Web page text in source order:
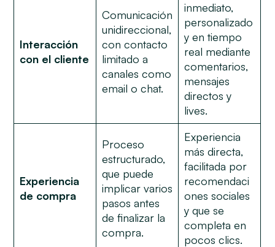
Interacción
con el cliente
Comunicación
unidireccional,
con contacto
limitado a
canales como
email o chat.
inmediato,
personalizado
y en tiempo
real mediante
comentarios,
mensajes
directos y
lives.
Experiencia
de compra
Proceso
estructurado,
que puede
implicar varios
pasos antes
de finalizar la
compra.
Experiencia
más directa,
facilitada por
recomendaci
ones sociales
y que se
completa en
pocos clics.